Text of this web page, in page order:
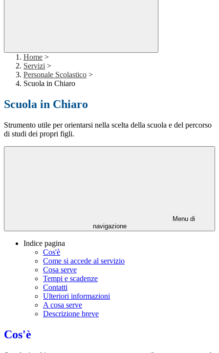
Home >
Servizi >
Personale Scolastico >
Scuola in Chiaro
Scuola in Chiaro
Strumento utile per orientarsi nella scelta della scuola e del percorso
di studi dei propri figli.
Menu di
navigazione
Indice pagina
Cos'è
Come si accede al servizio
Cosa serve
Tempi e scadenze
Contatti
Ulteriori informazioni
A cosa serve
Descrizione breve
Cos'è